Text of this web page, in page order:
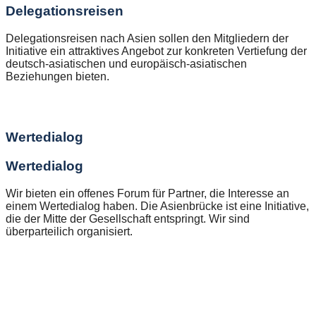
Delegationsreisen
Delegationsreisen nach Asien sollen den Mitgliedern der
Initiative ein attraktives Angebot zur konkreten Vertiefung der
deutsch-asiatischen und europäisch-asiatischen
Beziehungen bieten.
Wertedialog
Wertedialog
Wir bieten ein offenes Forum für Partner, die Interesse an
einem Wertedialog haben. Die Asienbrücke ist eine Initiative,
die der Mitte der Gesellschaft entspringt. Wir sind
überparteilich organisiert.